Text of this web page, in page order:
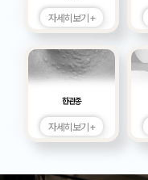
자세히보기 +
한관종
자세히보기 +